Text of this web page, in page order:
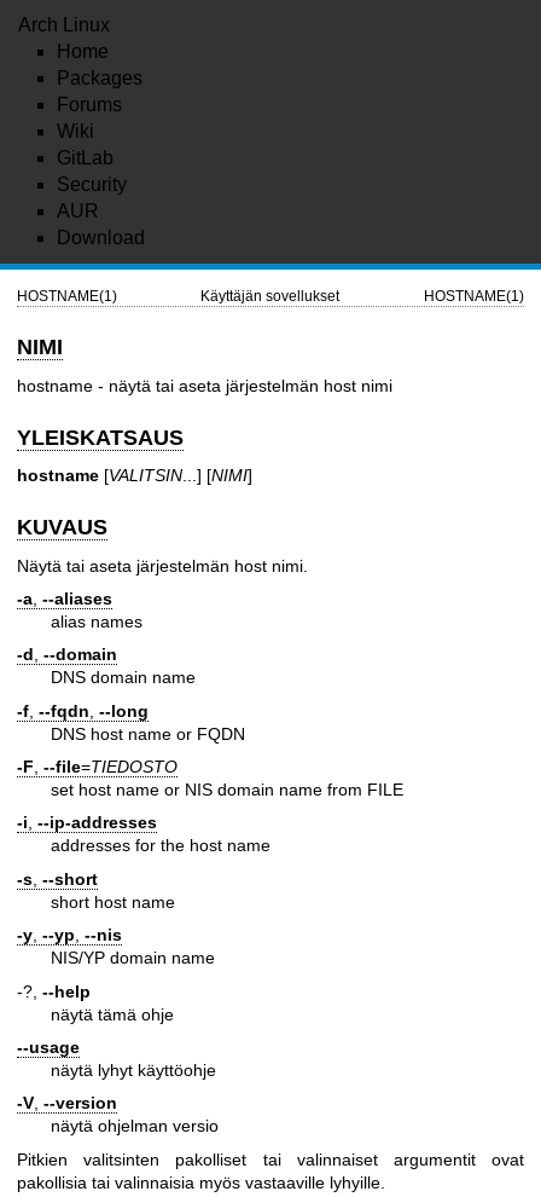
Arch Linux
Home
Packages
Forums
Wiki
GitLab
Security
AUR
Download
HOSTNAME(1) Käyttäjän sovellukset HOSTNAME(1)
NIMI
hostname - näytä tai aseta järjestelmän host nimi
YLEISKATSAUS
hostname [VALITSIN ...] [NIMI]
KUVAUS
Näytä tai aseta järjestelmän host nimi.
-a --aliases
alias names
-d, --domain
DNS domain name
-f --fqdn --long
DNS host name or FQDN
-F --file=TIEDOSTO
set host name or NIS domain name from FILE
-i, --ip-addresses
addresses for the host name
-s --short
short host name
-y, --yp, --nis
NIS/YP domain name
-?, --help
näytä tämä ohje
--usage
näytä lyhyt käyttöohje
-V, --version
näytä ohjelman versio
Pitkien valitsinten pakolliset tai valinnaiset argumentit ovat
pakollisia tai valinnaisia myös vastaaville lyhyille.